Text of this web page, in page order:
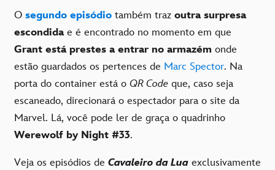
O segundo episódio também traz outra surpresa
escondidae é encontrado no momento em que
Grant está prestes a entrar no armazém onde
estão guardados os pertences de Marc Spector. Na
porta do container está o QR Code que, caso seja
escaneado, direcionará o espectador para o site da
Marvel. Lá, você pode ler de graça o quadrinho
Werewolf by Night #33.
Veja os episódios de Cavaleiro da Lua exclusivamente